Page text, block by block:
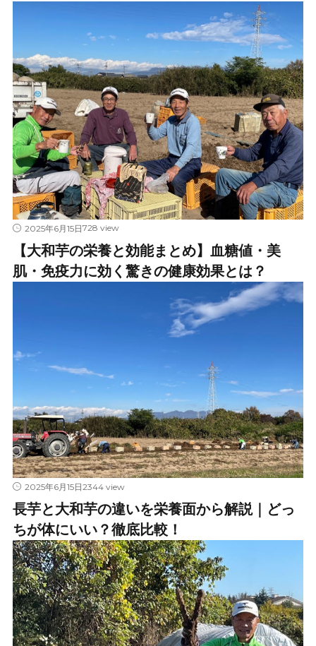
2025年6月15日728 view
【大和芋の栄養と効能まとめ】血糖値・美
肌・免疫力に効く驚きの健康効果とは？
2025年6月15日2344 view
長芋と大和芋の違いを栄養面から解説｜どっ
ちが体にいい？徹底比較！